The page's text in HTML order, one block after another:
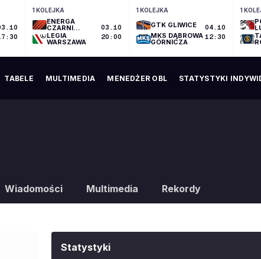
1 KOLEJKA
ENERGA
CZARNI
SŁUPSK
LEGIA
WARSZAWA
03.10
20:00
1 KOLEJKA
GTK GLIWICE
MKS DĄBROWA
GÓRNICZA
04.10
12:30
1
TABELE MULTIMEDIA MENEDŻER OBL STATYSTYKI
Wiadomości Multimedia Rekordy
Statystyki